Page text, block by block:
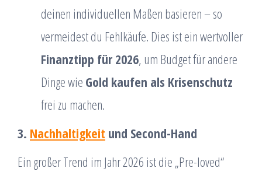
deinen individuellen Maßen basieren – so
vermeidest du Fehlkäufe. Dies ist ein wertvoller
Finanztipp für 2026, um Budget für andere
Dinge wie Gold kaufen als Krisenschutz
frei zu machen.
3. Nachhaltigkeit und Second-Hand
Ein großer Trend im Jahr 2026 ist die „Pre-loved“